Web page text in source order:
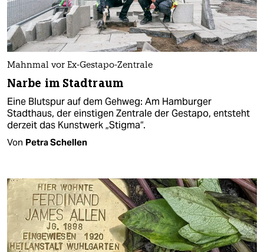
Mahnmal vor Ex-Gestapo-Zentrale
Narbe im Stadtraum
Eine Blutspur auf dem Gehweg: Am Hamburger
Stadthaus, der einstigen Zentrale der Gestapo, entsteht
derzeit das Kunstwerk „Stigma“.
Von Petra Schellen